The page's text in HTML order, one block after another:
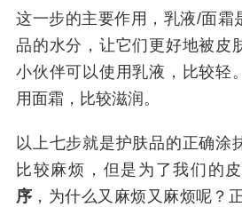
这一步的主要作用，乳液/面霜
品的水分，让它们更好地被皮
小伙伴可以使用乳液，比较轻
用面霜，比较滋润。
以上七步就是护肤品的正确涂
比较麻烦，但是为了我们的
序 ，为什么又麻烦又麻烦呢？